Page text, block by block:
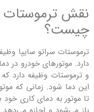
سراتو سایپا وظیفه
خودرو در دمای
وظیفه دارد که مانع
شود. زمانی که موتور سرد
به دمای کاری خود برسد.